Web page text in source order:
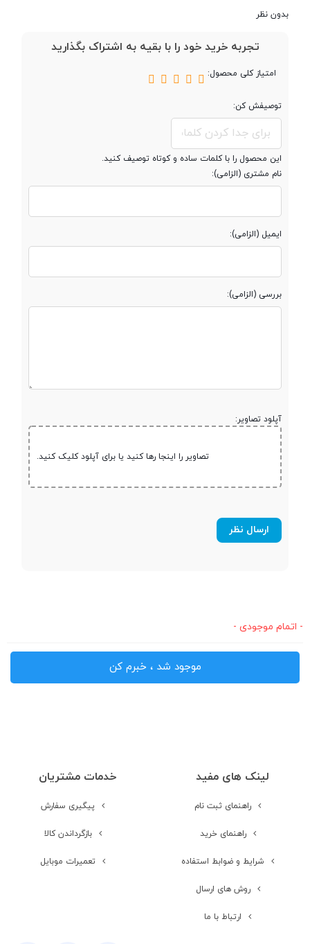
سایر ویژگی‌ها
بدون نظر
تجربه خرید خود را با بقیه به اشتراک بگذارید
امتیاز کلی محصول:
توصیفش کن:
این محصول را با کلمات ساده و کوتاه توصیف کنید.
نام مشتری (الزامی):
ایمیل (الزامی):
بررسی (الزامی):
آپلود تصاویر:
تصاویر را اینجا رها کنید یا برای آپلود کلیک کنید.
- اتمام موجودی -
موجود شد ، خبرم کن
لینک های مفید
راهنمای ثبت نام
راهنمای خرید
شرایط و ضوابط استفاده
روش های ارسال
ارتباط با ما
خدمات مشتریان
پیگیری سفارش
بازگرداندن کالا
تعمیرات موبایل